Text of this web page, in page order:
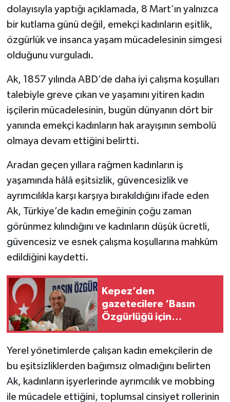
dolayısıyla yaptığı açıklamada, 8 Mart’ın yalnızca
bir kutlama günü değil, emekçi kadınların eşitlik,
özgürlük ve insanca yaşam mücadelesinin simgesi
olduğunu vurguladı.
Ak, 1857 yılında ABD’de daha iyi çalışma koşulları
talebiyle greve çıkan ve yaşamını yitiren kadın
işçilerin mücadelesinin, bugün dünyanın dört bir
yanında emekçi kadınların hak arayışının sembolü
olmaya devam ettiğini belirtti.
Aradan geçen yıllara rağmen kadınların iş
yaşamında hâlâ eşitsizlik, güvencesizlik ve
ayrımcılıkla karşı karşıya bırakıldığını ifade eden
Ak, Türkiye’de kadın emeğinin çoğu zaman
görünmez kılındığını ve kadınların düşük ücretli,
güvencesiz ve esnek çalışma koşullarına mahkûm
edildiğini kaydetti.
Kepez’den
gazetecilere ‘Basın
Özgürlüğü için
Yerel yönetimlerde çalışan kadın emekçilerin de
bu eşitsizliklerden bağımsız olmadığını belirten
Ak, kadınların işyerlerinde ayrımcılık ve mobbing
ile mücadele ettiğini, toplumsal cinsiyet rollerinin